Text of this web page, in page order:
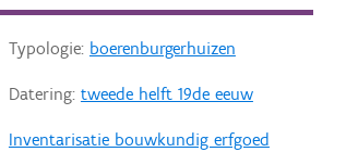
Typologie: boerenburgerhuizen
Datering: tweede helft 19de eeuw
Inventarisatie bouwkundig erfgoed